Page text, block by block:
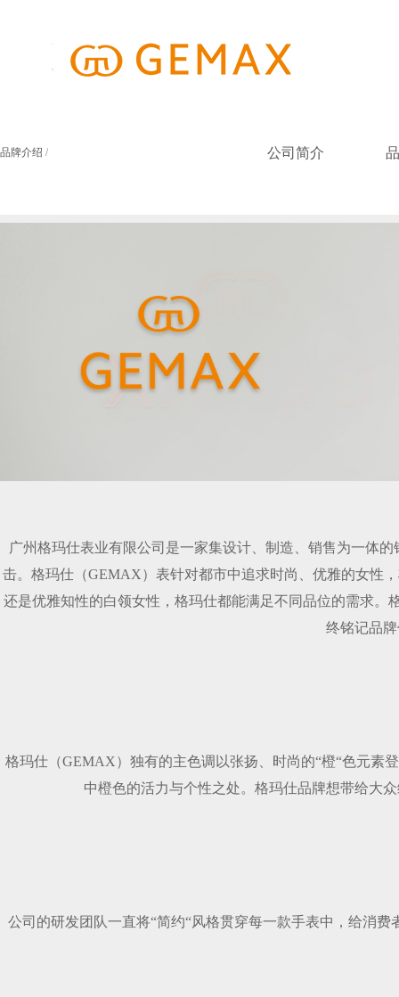
品牌介绍 / 公司简介
广州格玛仕表业有限公司是一家集设计、制造、销售为一体
击。格玛仕（GEMAX）表针对都市中追求时尚、优雅的女性
还是优雅知性的白领女性，格玛仕都能满足不同品位的需求
终铭记品
格玛仕（GEMAX）独有的主色调以张扬、时尚的“橙“色元素
中橙色的活力与个性之处。格玛仕品牌想带给大
公司的研发团队一直将“简约“风格贯穿每一款手表中，给消